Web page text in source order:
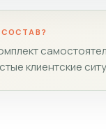
клиентские